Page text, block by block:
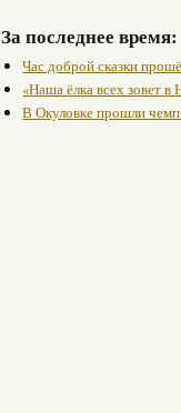
За последнее время:
Час доброй сказки
«Наша ёлка всех зовет
В Окуловке прошли